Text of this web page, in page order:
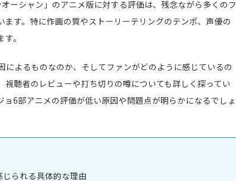
ーシャン」のアニメ版に対する評価は、残念ながら多くのフ
ます。特に作画の質やストーリーテリングのテンポ、声優の
。
によるものなのか、そしてファンがどのように感じているの
聴者のレビューや打ち切りの噂についても詳しく探ってい
ョ6部アニメの評価が低い原因や問題点が明らかになるでしょ
られる具体的な理由